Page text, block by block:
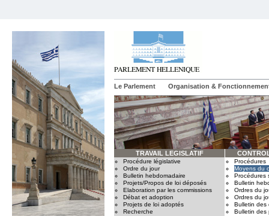
Le Parlement Organisation &
TRAVAIL LEGISLATIF
Procédure législative
Ordre du jour
Bulletin hebdomadaire
Projets/Propos de loi déposés
Elaboration par les commissions
Débat et adoption
Projets de loi adoptés
Recherche
Procédures
Moyens du
Procédures
Bulletin
Ordres du
Ordres du
Bulletin des
Bulletin des